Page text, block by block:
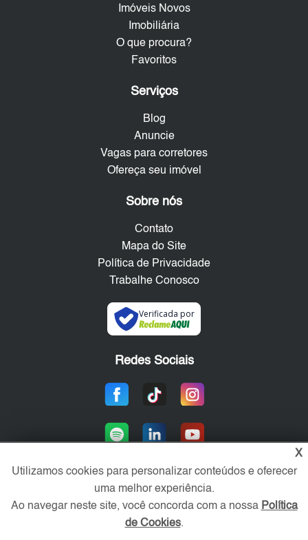
Imóveis Novos
Imobiliária
O que procura?
Favoritos
Serviços
Blog
Anuncie
Vagas para corretores
Ofereça seu imóvel
Sobre nós
Contato
Mapa do Site
Política de Privacidade
Trabalhe Conosco
Verificada por
Redes Sociais
Área exclusiva aos anunciantes,
acesse sua conta:
X
Utilizamos cookies para personalizar conteúdos e oferecer
uma melhor experiência.
Ao navegar neste site, você concorda com a nossa Política
de Cookies.